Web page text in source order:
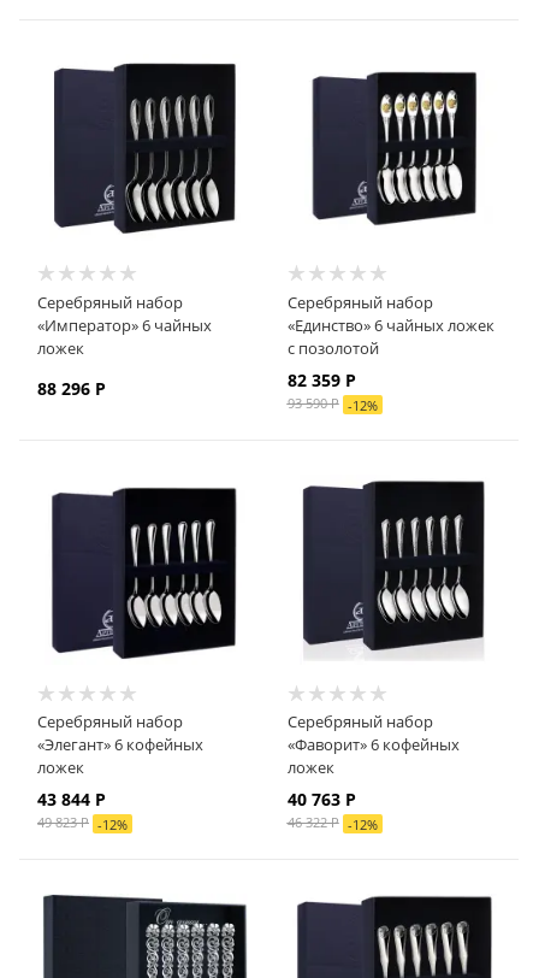
Серебряный набор
«Император» 6 чайных
ложек
88 296 Р
Серебряный набор
«Единство» 6 чайных ложек
с позолотой
82 359Р
93 590Р -12%
Серебряный набор
«Элегант» 6 кофейных
ложек
43 844 Р
49 823Р -12%
Серебряный набор
«Фаворит» 6 кофейных
ложек
40 763Р
46 322Р -12%